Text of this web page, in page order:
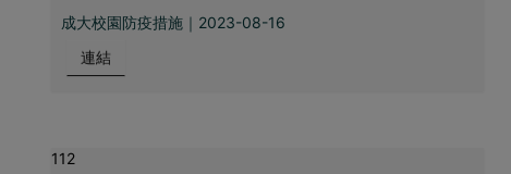
成大校園防疫措施｜2023-08-16
連結
112